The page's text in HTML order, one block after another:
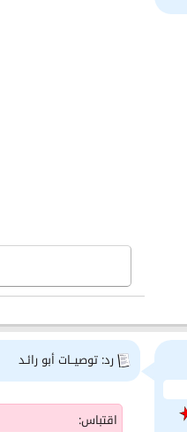
رد: توصيــات أبو رائـد
اقتباس: